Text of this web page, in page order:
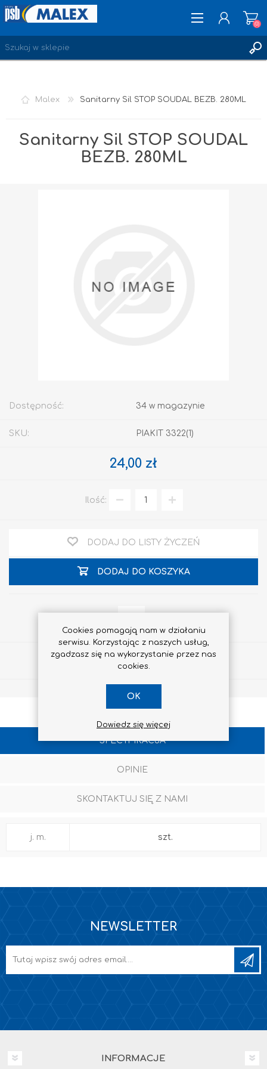
ZAREJESTRUJ SIĘ
(0)
Malex Sanitarny Sil STOP SOUDAL BEZB. 280ML
Sanitarny Sil STOP SOUDAL
BEZB. 280ML
Dostępność: 34 w magazynie
SKU: PIAKIT 3322(1)
24,00 zł
Ilość:
DODAJ DO LISTY ŻYCZEŃ
DODAJ DO KOSZYKA
Udostępnij
SPECYFIKACJA
OPINIE
SKONTAKTUJ SIĘ Z NAMI
j. m. szt.
NEWSLETTER
INFORMACJE
Cookies pomagają nam w działaniu
serwisu. Korzystając z naszych usług,
zgadzasz się na wykorzystanie przez nas
cookies.
OK
Dowiedz się więcej